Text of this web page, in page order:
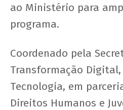
ao Ministério para
programa.
Coordenado pela
Transformação Digital,
Tecnologia, em
Direitos Humanos e